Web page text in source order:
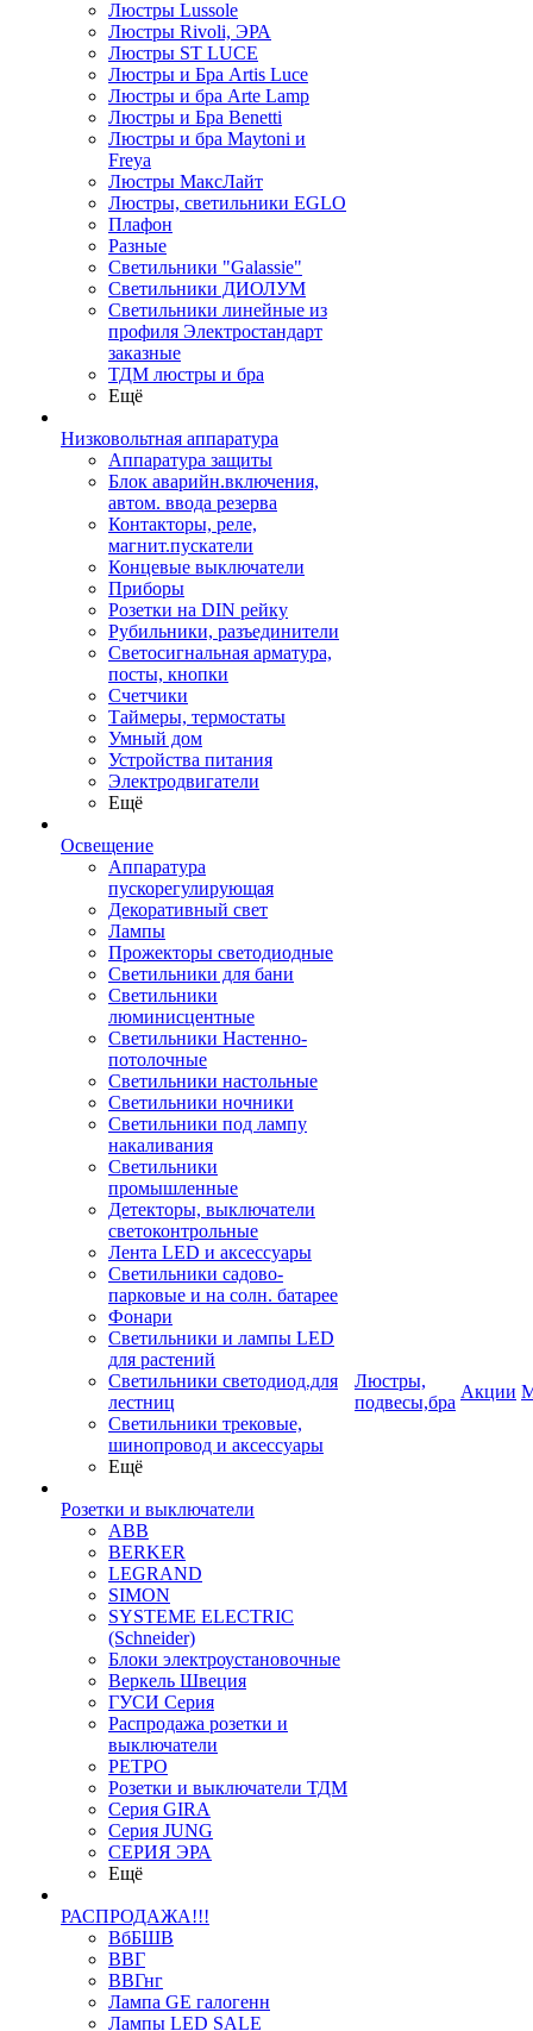
Люстры Lussole
Люстры Rivoli, ЭРА
Люстры ST LUCE
Люстры и Бра Artis Luce
Люстры и бра Arte Lamp
Люстры и Бра Benetti
Люстры и бра Maytoni и
Freya
Люстры МаксЛайт
Люстры, светильники EGLO
Плафон
Разные
Светильники "Galassie"
Светильники ДИОЛУМ
Светильники линейные из
профиля Электростандарт
заказные
ТДМ люстры и бра
Ещё
Низковольтная аппаратура
Аппаратура защиты
Блок аварийн.включения,
автом. ввода резерва
Контакторы, реле,
магнит.пускатели
Концевые выключатели
Приборы
Розетки на DIN рейку
Рубильники, разъединители
Светосигнальная арматура,
посты, кнопки
Счетчики
Таймеры, термостаты
Умный дом
Устройства питания
Электродвигатели
Ещё
Освещение
Аппаратура
пускорегулирующая
Декоративный свет
Лампы
Прожекторы светодиодные
Светильники для бани
Светильники
люминисцентные
Светильники Настенно-
потолочные
Светильники настольные
Светильники ночники
Светильники под лампу
накаливания
Светильники
промышленные
Детекторы, выключатели
светоконтрольные
Лента LED и аксессуары
Светильники садово-
парковые и на солн. батарее
Фонари
Светильники и лампы LED
для растений
Светильники светодиод.для
лестниц
Светильники трековые,
шинопровод и аксессуары
Ещё
Розетки и выключатели
ABB
BERKER
LEGRAND
SIMON
SYSTEME ELECTRIC
(Schneider)
Блоки электроустановочные
Веркель Швеция
ГУСИ Серия
Распродажа розетки и
выключатели
РЕТРО
Розетки и выключатели ТДМ
Серия GIRA
Серия JUNG
СЕРИЯ ЭРА
Ещё
РАСПРОДАЖА!!!
ВбБШВ
ВВГ
ВВГнг
Лампа GE галогенн
Лампы LED SALE
Люстры,
подвесы,бра
Акции